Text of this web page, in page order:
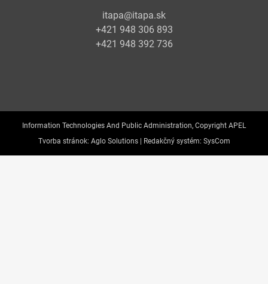
itapa@itapa.sk
+421 948 306 893
+421 948 392 736
Information Technologies And Public Administration, Copyright APEL
Tvorba stránok: Aglo Solutions | Redakčný systém: SysCom